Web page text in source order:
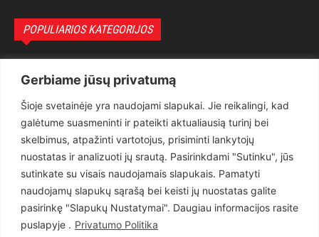
Gerbiame jūsų privatumą
Šioje svetainėje yra naudojami slapukai. Jie reikalingi, kad
galėtume suasmeninti ir pateikti aktualiausią turinį bei
skelbimus, atpažinti vartotojus, prisiminti lankytojų
nuostatas ir analizuoti jų srautą. Pasirinkdami "Sutinku", jūs
sutinkate su visais naudojamais slapukais. Pamatyti
naudojamų slapukų sąrašą bei keisti jų nuostatas galite
pasirinkę "Slapukų Nustatymai". Daugiau informacijos rasite
puslapyje . Privatumo Politika
POPULIARIOS KATEGORIJOS
Teisėsauga
1497
Aktualu
Lietuva
619
Pasaulis
Статьи на русском
Articles in english